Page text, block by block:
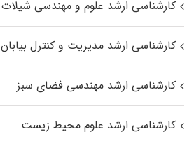
کارشناسی ارشد علوم و مهندسی شیلات
کارشناسی ارشد مدیریت و کنترل بیابان
کارشناسی ارشد مهندسی فضای سبز
کارشناسی ارشد علوم محیط‌ زیست